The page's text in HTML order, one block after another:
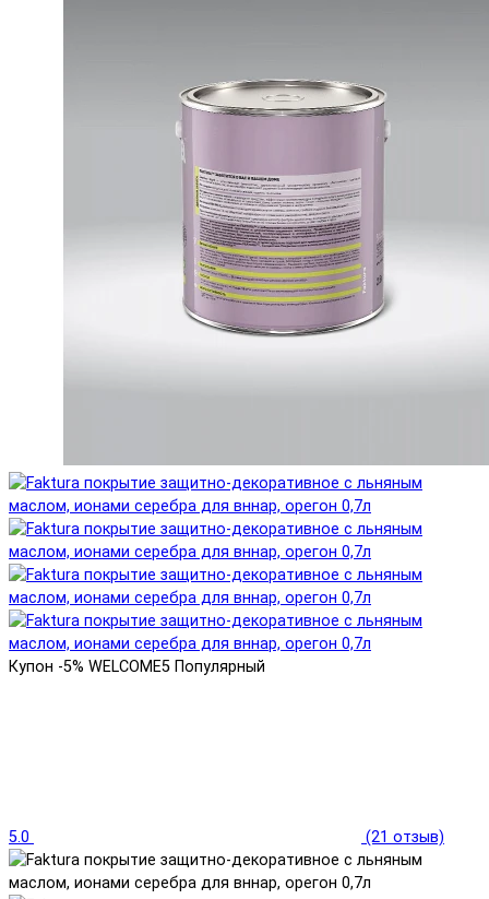
Купон -5% WELCOME5 Популярный
5.0 (21 отзыв)